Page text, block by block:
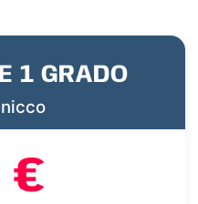
1 GRADO
€